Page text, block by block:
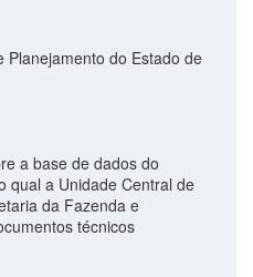
Planejamento do Estado de
a base de dados do
qual a Unidade Central de
da Fazenda e
técnicos